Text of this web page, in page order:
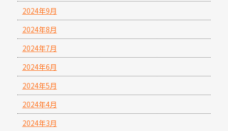
2024年9月
2024年8月
2024年7月
2024年6月
2024年5月
2024年4月
2024年3月